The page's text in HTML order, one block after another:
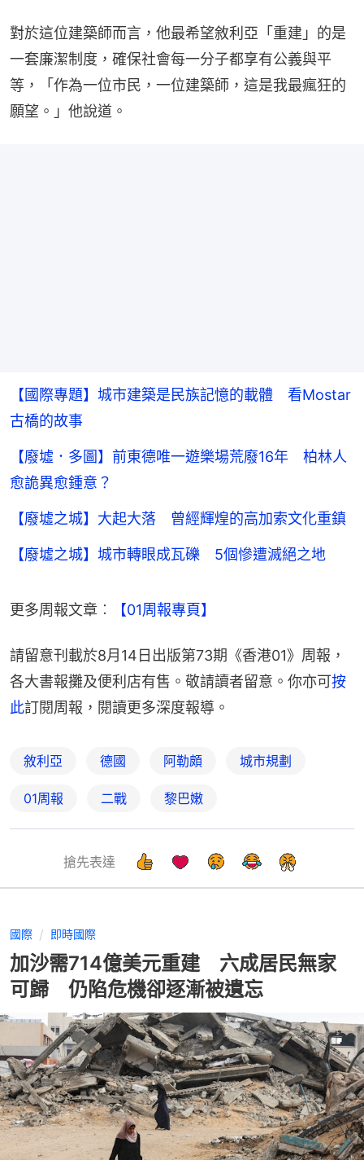
對於這位建築師而言，他最希望敘利亞「重建」的是
一套廉潔制度，確保社會每一分子都享有公義與平
等，「作為一位市民，一位建築師，這是我最瘋狂的
願望。」他說道。
【國際專題】城市建築是民族記憶的載體 看Mostar
古橋的故事
【廢墟．多圖】前東德唯一遊樂場荒廢16年 柏林人
愈詭異愈鍾意？
【廢墟之城】大起大落 曾經輝煌的高加索文化重鎮
【廢墟之城】城市轉眼成瓦礫 5個慘遭滅絕之地
更多周報文章︰ 【01周報專頁】
請留意刊載於8月14日出版第73期《香港01》周報，
各大書報攤及便利店有售。敬請讀者留意。你亦可按
此訂閱周報，閱讀更多深度報導。
敘利亞 德國 阿勒頗 城市規劃
01周報 二戰 黎巴嫩
搶先表達
國際 即時國際
加沙需714億美元重建 六成居民無家
可歸 仍陷危機卻逐漸被遺忘